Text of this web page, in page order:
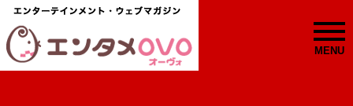
MENU